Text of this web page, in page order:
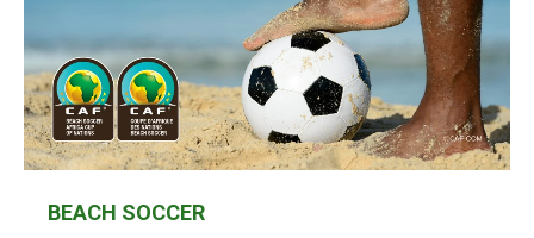
BEACH SOCCER